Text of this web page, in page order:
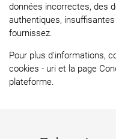
données incorrectes, des
authentiques,
fournissez.
Pour plus d'informations,
cookies - uri et la page
plateforme.